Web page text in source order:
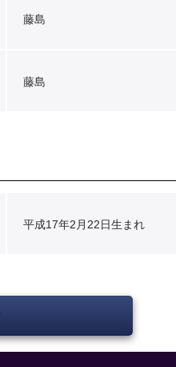
藤島
藤島
平成17年2月22日生まれ